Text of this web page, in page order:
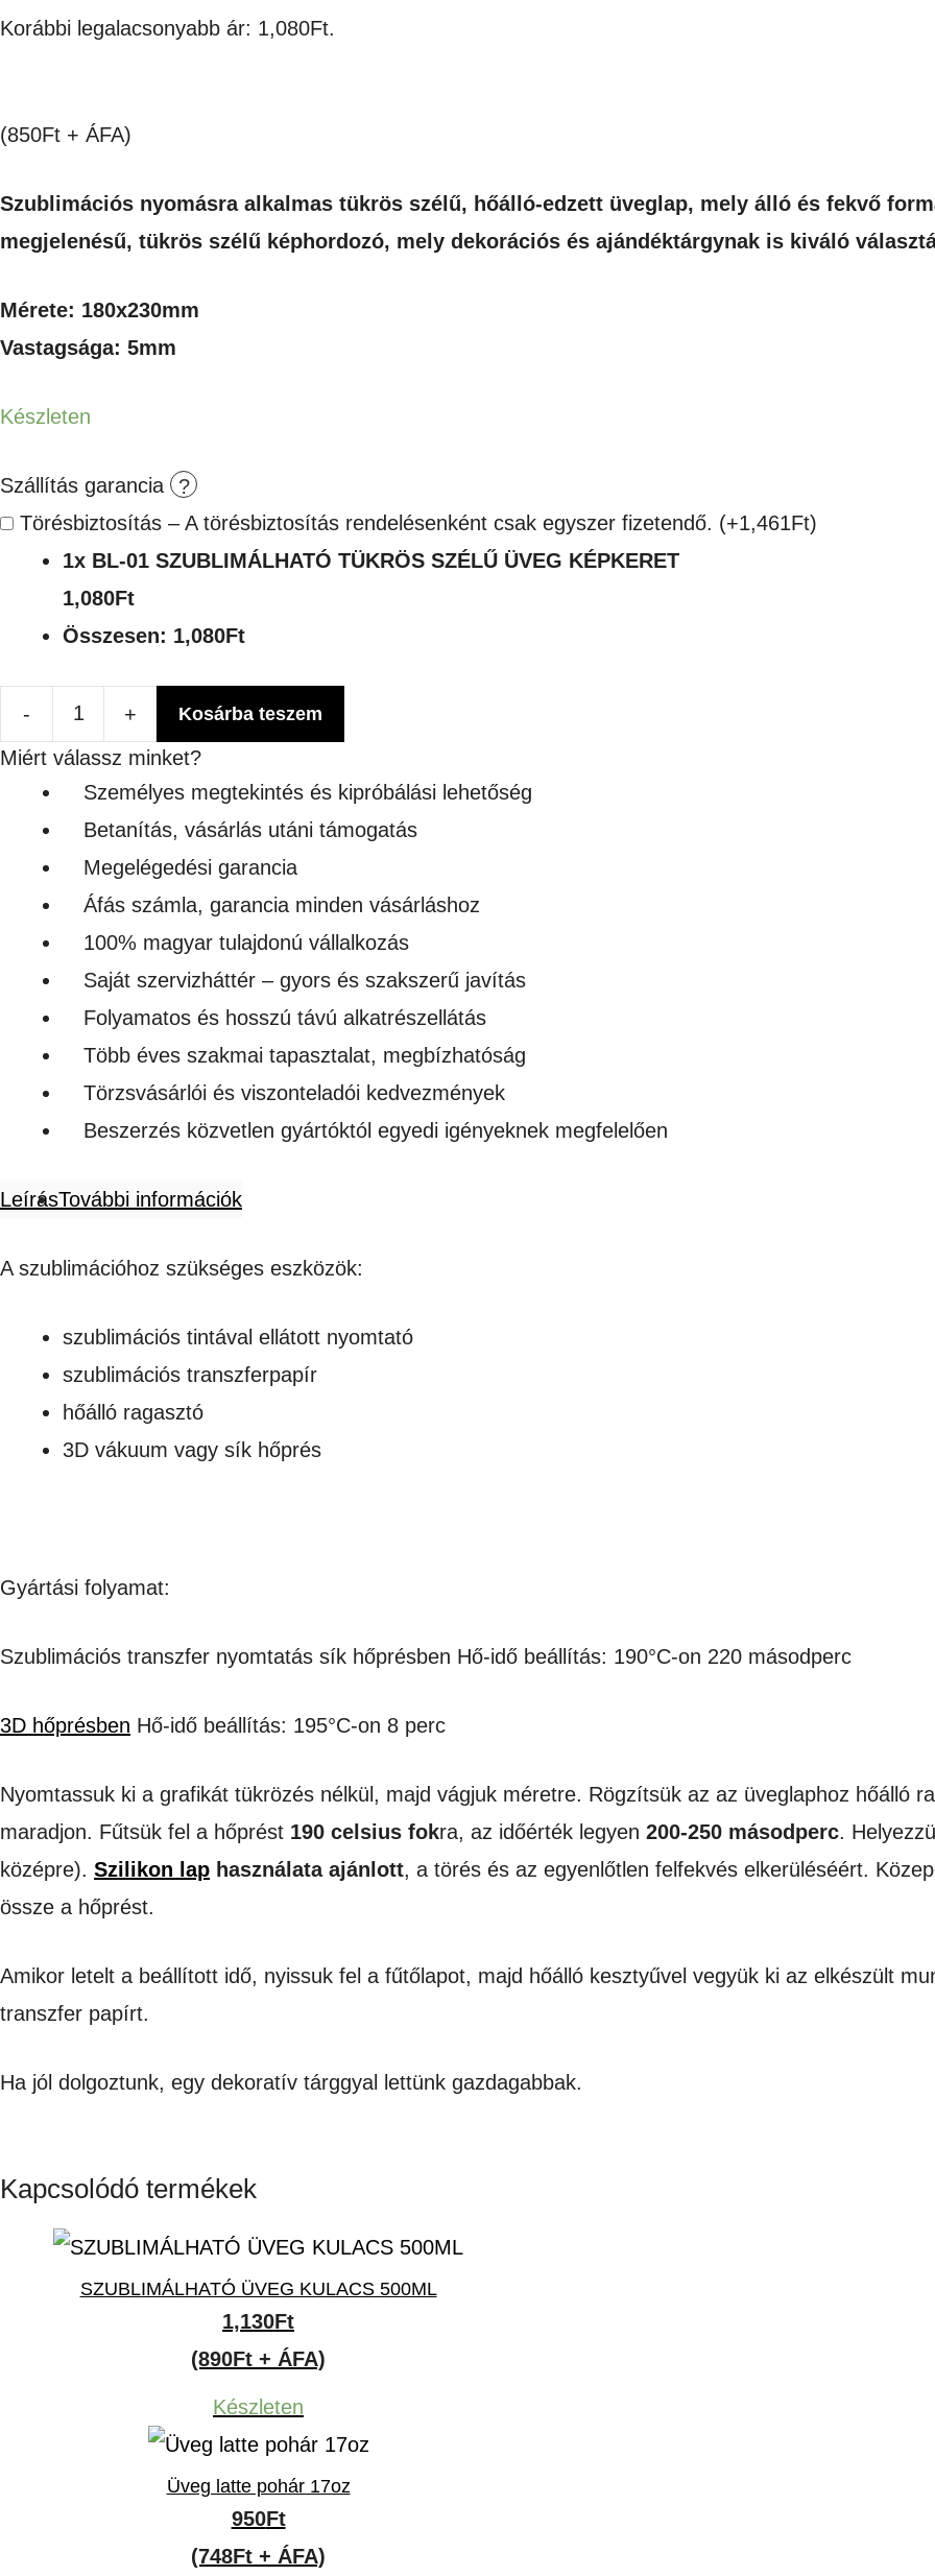
was:
is:
Korábbi legalacsonyabb ár: 1,080Ft.
(850Ft + ÁFA)
Szublimációs nyomásra alkalmas tükrös szélű, hőálló-edzett üveglap, mely álló és fekvő
megjelenésű, tükrös szélű képhordozó, mely dekorációs és ajándéktárgynak is kiváló
Mérete: 180x230mm
Vastagsága: 5mm
Készleten
Szállítás garancia
Törésbiztosítás – A törésbiztosítás rendelésenként csak egyszer fizetendő. (+1,461Ft)
1x BL-01 SZUBLIMÁLHATÓ TÜKRÖS SZÉLŰ ÜVEG KÉPKERET
1,080Ft
Összesen: 1,080Ft
-
01
SZUBLIMÁLHATÓ
KÉPKERET
mennyiség
+ Kosárba teszem
Miért válassz minket?
Személyes megtekintés és kipróbálási lehetőség
Betanítás, vásárlás utáni támogatás
Megelégedési garancia
Áfás számla, garancia minden vásárláshoz
100% magyar tulajdonú vállalkozás
Saját szervizháttér – gyors és szakszerű javítás
Folyamatos és hosszú távú alkatrészellátás
Több éves szakmai tapasztalat, megbízhatóság
Törzsvásárlói és viszonteladói kedvezmények
Beszerzés közvetlen gyártóktól egyedi igényeknek megfelelően
LeírásTovábbi információk
A szublimációhoz szükséges eszközök:
szublimációs tintával ellátott nyomtató
szublimációs transzferpapír
hőálló ragasztó
3D vákuum vagy sík hőprés
Gyártási folyamat:
Szublimációs transzfer nyomtatás sík hőprésben Hő-idő beállítás: 190°C-on 220 másodperc
3D hőprésben Hő-idő beállítás: 195°C-on 8 perc
Nyomtassuk ki a grafikát tükrözés nélkül, majd vágjuk méretre. Rögzítsük az az üveglaphoz hőálló
maradjon. Fűtsük fel a hőprést 190 celsius fokra, az időérték legyen 200-250 másodperc.
középre). Szilikon lap használata ajánlott, a törés és az egyenlőtlen felfekvés elkerüléséért.
össze a hőprést.
Amikor letelt a beállított idő, nyissuk fel a fűtőlapot, majd hőálló kesztyűvel vegyük ki az elkészült
transzfer papírt.
Ha jól dolgoztunk, egy dekoratív tárggyal lettünk gazdagabbak.
Kapcsolódó termékek
SZUBLIMÁLHATÓ ÜVEG KULACS 500ML
1,130Ft
(890Ft + ÁFA)
Készleten
Üveg latte pohár 17oz
950Ft
(748Ft + ÁFA)